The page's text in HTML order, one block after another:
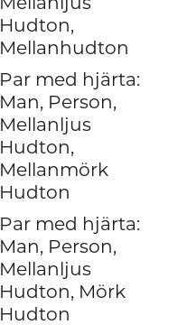
Hudton,
Mellanhudton
Par med hjärta:
Man, Person,
Mellanljus
Hudton,
Mellanmörk
Hudton
Par med hjärta:
Man, Person,
Mellanljus
Hudton, Mörk
Hudton